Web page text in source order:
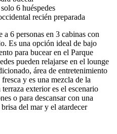
6 huéspedes
recién preparada
6 personas en 3 cabinas con
Es una opción ideal de bajo
para bucear en el Parque
pueden relajarse en el lounge
área de entretenimiento
y es una mezcla de la
exterior es el escenario
o para descansar con una
del mar y el atardecer